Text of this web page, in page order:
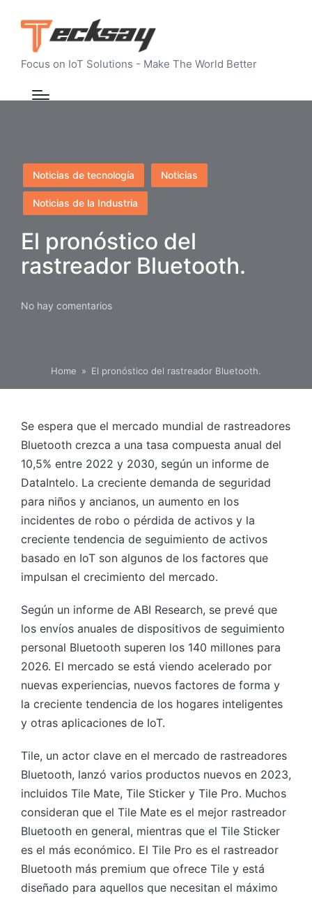
Focus on IoT Solutions - Make The World Better
Publicado
en
Noticias de tecnología Noticias
Noticias de la Industria
El pronóstico del
rastreador Bluetooth.
No hay comentarios
Home » El pronóstico del rastreador Bluetooth.
Se espera que el mercado mundial de rastreadores
Bluetooth crezca a una tasa compuesta anual del
10,5% entre 2022 y 2030, según un informe de
DataIntelo. La creciente demanda de seguridad
para niños y ancianos, un aumento en los
incidentes de robo o pérdida de activos y la
creciente tendencia de seguimiento de activos
basado en IoT son algunos de los factores que
impulsan el crecimiento del mercado.
Según un informe de ABI Research, se prevé que
los envíos anuales de dispositivos de seguimiento
personal Bluetooth superen los 140 millones para
2026. El mercado se está viendo acelerado por
nuevas experiencias, nuevos factores de forma y
la creciente tendencia de los hogares inteligentes
y otras aplicaciones de IoT.
Tile, un actor clave en el mercado de rastreadores
Bluetooth, lanzó varios productos nuevos en 2023,
incluidos Tile Mate, Tile Sticker y Tile Pro. Muchos
consideran que el Tile Mate es el mejor rastreador
Bluetooth en general, mientras que el Tile Sticker
es el más económico. El Tile Pro es el rastreador
Bluetooth más premium que ofrece Tile y está
diseñado para aquellos que necesitan el máximo